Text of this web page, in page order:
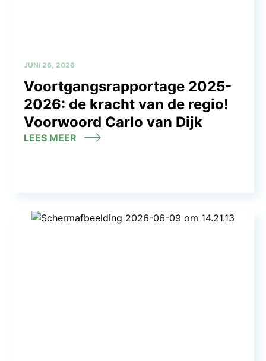
JUNI 26, 2026
Voortgangsrapportage 2025-
2026: de kracht van de regio!
Voorwoord Carlo van Dijk
LEES MEER